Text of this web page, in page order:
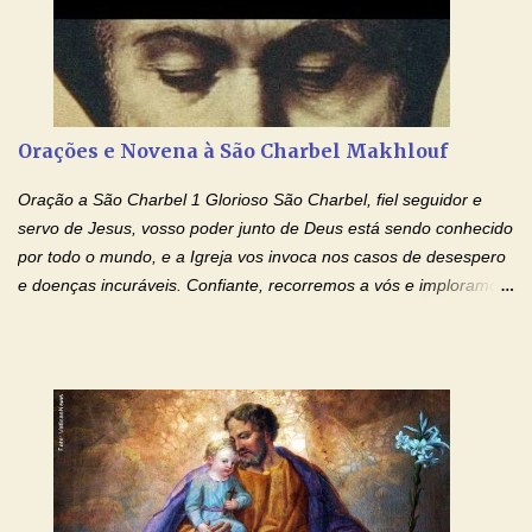
mim o teu fervor, a tua sabedoria e a tua fé. Mostra tua bondade,
ajudando-me e eu me esforçarei para imitar tuas virtudes.
Glória… Amável protetor meu, o estudo geralmente é difícil, duro
e entediante para mim. Tu podes deixar tudo isso mais fácil e
esforço maior em meus estudos e uma vida mais digna de tua
santidade. Glória… Deus, que quiseste atrair tudo a teu unigênito
Filho, que foi crucificado, permite que, pelos méritos e exemplos
de te...
Orações e Novena à São Charbel Makhlouf
Oração a São Charbel 1 Glorioso São Charbel, fiel seguidor e
servo de Jesus, vosso poder junto de Deus está sendo conhecido
por todo o mundo, e a Igreja vos invoca nos casos de desespero
e doenças incuráveis. Confiante, recorremos a vós e imploramos
Queremos sempre lembrar-nos deste favor, da vossa intercessão
e invocar-vos como nosso patrono, para maior glória de Deus e o
bem de nossas almas. São Charbel! Rogai por Nós e por todos
aqueles que invocam o vosso nome e auxílio. Amén. Oração 2 Ó
Deus, admirável em Vossos Santos, Vós que inspirastes a São